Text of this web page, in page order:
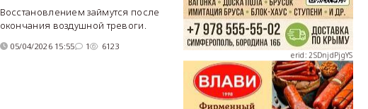
Восстановлением займутся после
окончания воздушной тревоги.
05/04/2026 15:55 1 6123
erid: 2SDnjdvhGXG